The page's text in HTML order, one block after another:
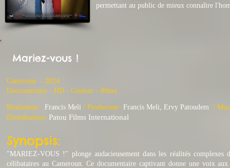
permettant au public de mieux connaître
Mariez-vous !
Cameroun - 2024
​Documentaire - HD - Couleur - 80mn
Réalisateur: Francis Meli ​/ Producteur: Francis Meli, Ervy Patoudem /
Distribution: Patou Films International
Synopsis:
"MARIEZ-VOUS !" plonge audacieusement dans les réalités complexes
célibataires au Cameroun. Ce documentaire captivant donne une voix